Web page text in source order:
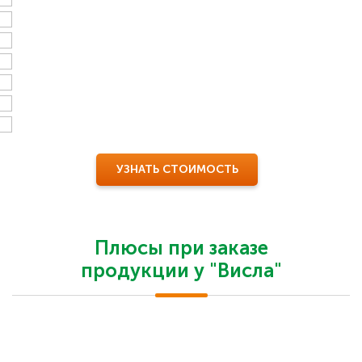
УЗНАТЬ СТОИМОСТЬ
Плюсы при заказе
продукции у "Висла"